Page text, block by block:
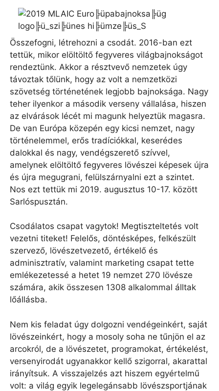
Összefogni, létrehozni a csodát. 2016-ban ezt
tettük, mikor elöltöltő fegyveres világbajnokságot
rendeztünk. Akkor a résztvevő nemzetek úgy
távoztak tőlünk, hogy az volt a nemzetközi
szövetség történetének legjobb bajnoksága. Nagy
teher ilyenkor a második verseny vállalása, hiszen
az elvárások lécét mi magunk helyeztük magasra.
De van Európa közepén egy kicsi nemzet, nagy
történelemmel, erős tradíciókkal, keserédes
dalokkal és nagy, vendégszerető szívvel,
amelynek elöltöltő fegyveres lövészei képesek újra
és újra megugrani, felülszárnyalni ezt a szintet.
Nos ezt tettük mi 2019. augusztus 10-17. között
Sarlóspusztán.
Csodálatos csapat vagytok! Megtiszteltetés volt
vezetni titeket! Felelős, döntésképes, felkészült
szervező, lövészetvezető, értékelő és
adminisztratív, valamint marketing csapat tette
emlékezetessé a hetet 19 nemzet 270 lövésze
számára, akik összesen 1308 alkalommal álltak
lőállásba.
Nem kis feladat úgy dolgozni vendégeinkért, saját
lövészeinkért, hogy a mosoly soha ne tűnjön el az
arcokról, de a lövészetet, programokat, értékelést,
versenyirodát ugyanakkor kellő szigorral, akarattal
irányítsuk. A visszajelzés azt hiszem egyértelmű
volt: a világ egyik legelegánsabb lövészsportjának